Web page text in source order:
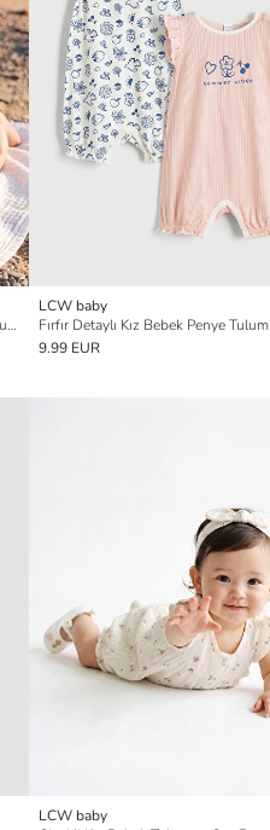
Winnie the Pooh Baskılı Erkek Bebek Tulum 2'li
LCW baby
Fırfır Detaylı Kız Bebek Penye
9.99 EUR
LCW baby